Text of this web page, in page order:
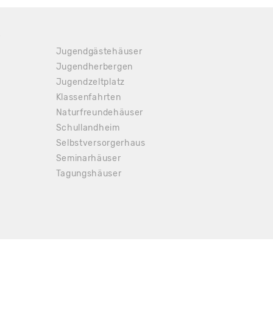
Jugendgästehäuser
Jugendherbergen
Jugendzeltplatz
Klassenfahrten
Naturfreundehäuser
Schullandheim
Selbstversorgerhaus
Seminarhäuser
Tagungshäuser